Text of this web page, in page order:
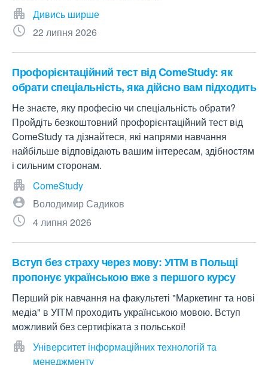
Дивись ширше
22 липня 2026
Профорієнтаційний тест від ComeStudy: як
обрати спеціальність, яка дійсно вам підходить
Не знаєте, яку професію чи спеціальність обрати?
Пройдіть безкоштовний профорієнтаційний тест від
ComeStudy та дізнайтеся, які напрями навчання
найбільше відповідають вашим інтересам, здібностям
і сильним сторонам.
ComeStudy
Володимир Садиков
4 липня 2026
Вступ без страху через мову: УІТМ в Польщі
пропонує українською вже з першого курсу
Перший рік навчання на факультеті "Маркетинг та нові
медіа" в УІТМ проходить українською мовою. Вступ
можливий без сертифіката з польської!
Університет інформаційних технологій та
менеджменту